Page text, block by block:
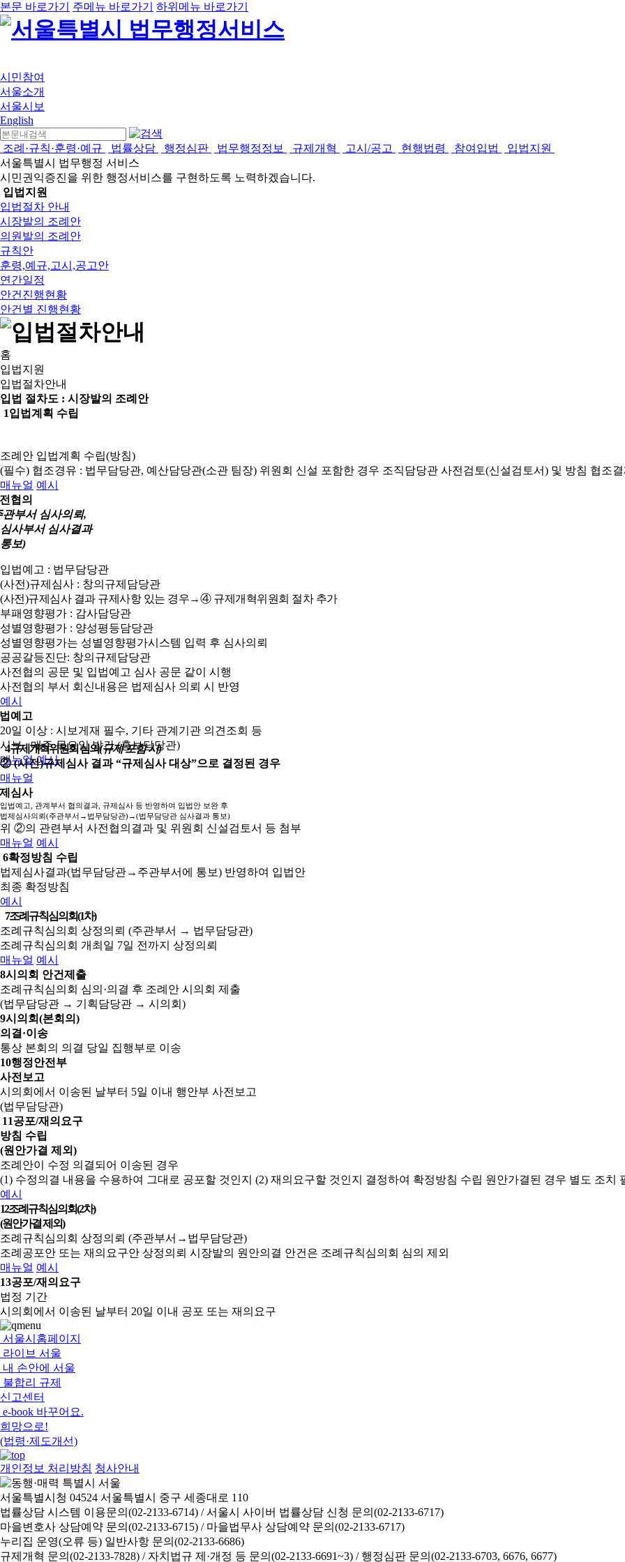
본문 바로가기 주메뉴 바로가기 하위메뉴 바로가기
시민참여
서울소개
서울시보
English
조례·규칙·훈령·예규 법률상담 행정심판 법무행정정보 규제개혁 고시/공고 현행법령 참여입법
입법지원
서울특별시 법무행정 서비스
시민권익증진을 위한 행정서비스를 구현하도록 노력하겠습니다.
입법지원
입법절차 안내
시장발의 조례안
의원발의 조례안
규칙안
훈령,예규,고시,공고안
연간일정
안건진행현황
안건별 진행현황
홈
입법지원
입법절차안내
입법 절차도 : 시장발의 조례안
1입법계획 수립
조례안 입법계획 수립(방침)
(필수) 협조경유 : 법무담당관, 예산담당관(소관 팀장) 위원회 신설 포함한 경우 조직담당관 사전검토(신설검토서) 및 방침 협조
매뉴얼 예시
협의
관부서 심사의뢰,
심사부서 심사결과
통보)
입법예고 : 법무담당관
(사전)규제심사 : 창의규제담당관
(사전)규제심사 결과 규제사항 있는 경우→④ 규제개혁위원회 절차 추가
부패영향평가 : 감사담당관
성별영향평가 : 양성평등담당관
성별영향평가는 성별영향평가시스템 입력 후 심사의뢰
공공갈등진단: 창의규제담당관
사전협의 공문 및 입법예고 심사 공문 같이 시행
사전협의 부서 회신내용은 법제심사 의뢰 시 반영
예시
예고
20일 이상 : 시보게재 필수, 기타 관계기관 의견조회 등
시보 : 매주 목요일 발간 (홍보담당관)
매뉴얼 예시
4규제개혁위원회 심의(규제 포함 시)
② (사전)규제심사 결과 “규제심사 대상”으로 결정된 경우
매뉴얼
심사
입법예고, 관계부서 협의결과, 규제심사 등 반영하여 입법안 보완 후
법제심사의뢰(주관부서→법무담당관)→(법무담당관 심사결과 통보)
위 ②의 관련부서 사전협의결과 및 위원회 신설검토서 등 첨부
매뉴얼 예시
6확정방침 수립
법제심사결과(법무담당관→주관부서에 통보) 반영하여 입법안
최종 확정방침
예시
7조례규칙심의회(1차)
조례규칙심의회 상정의뢰 (주관부서 → 법무담당관)
조례규칙심의회 개최일 7일 전까지 상정의뢰
매뉴얼 예시
8시의회 안건제출
조례규칙심의회 심의·의결 후 조례안 시의회 제출
(법무담당관 → 기획담당관 → 시의회)
9시의회(본회의)
의결·이송
통상 본회의 의결 당일 집행부로 이송
10행정안전부
사전보고
시의회에서 이송된 날부터 5일 이내 행안부 사전보고
(법무담당관)
11공포/재의요구
방침 수립
(원안가결 제외)
조례안이 수정 의결되어 이송된 경우
(1) 수정의결 내용을 수용하여 그대로 공포할 것인지 (2) 재의요구할 것인지 결정하여 확정방침 수립 원안가결된 경우 별도 조치
예시
12조례규칙심의회(2차)
(원안가결 제외)
조례규칙심의회 상정의뢰 (주관부서→법무담당관)
조례공포안 또는 재의요구안 상정의뢰 시장발의 원안의결 안건은 조례규칙심의회 심의 제외
매뉴얼 예시
13공포/재의요구
법정 기간
시의회에서 이송된 날부터 20일 이내 공포 또는 재의요구
서울시홈페이지
라이브 서울
내 손안에 서울
불합리 규제
신고센터
e-book 바꾸어요.
희망으로!
(법령·제도개선)
개인정보 처리방침 청사안내
서울특별시청 04524 서울특별시 중구 세종대로 110
법률상담 시스템 이용문의(02-2133-6714) /서울시 사이버 법률상담 신청 문의(02-2133-6717)
마을변호사 상담예약 문의(02-2133-6715) / 마을법무사 상담예약 문의(02-2133-6717)
누리집 운영(오류 등) 일반사항 문의(02-2133-6686)
규제개혁 문의(02-2133-7828) / 자치법규 제·개정 등 문의(02-2133-6691~3) / 행정심판 문의(02-2133-6703, 6676, 6677)